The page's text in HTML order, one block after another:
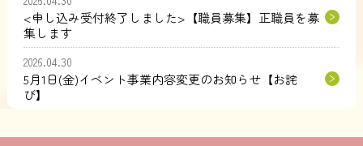
<申し込み受付終了しました>【職員募集】正職員を募
集します
2026.04.30
5月1日(金)イベント事業内容変更のお知らせ【お詫
び】